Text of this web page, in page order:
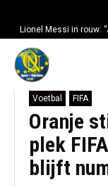
Lionel Messi in rouw:
Voetbal FIFA
Oranje
plek
blijft